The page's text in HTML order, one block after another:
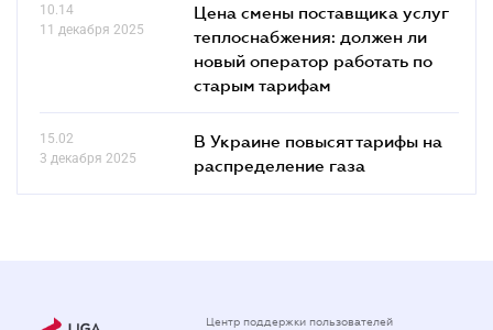
10.14
11 декабря 2025
Цена смены поставщика услуг
теплоснабжения: должен ли
новый оператор работать по
старым тарифам
15.02
3 декабря 2025
В Украине повысят тарифы на
распределение газа
Центр поддержки пользователей